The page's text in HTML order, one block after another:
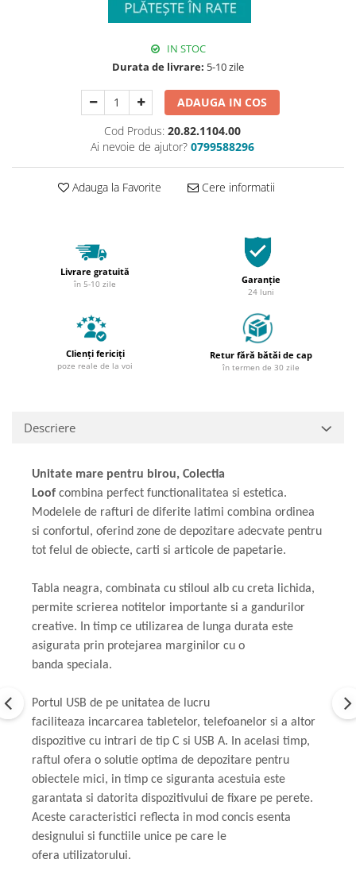
IN STOC
Durata de livrare: 5-10 zile
ADAUGA IN COS
Cod Produs: 20.82.1104.00
Ai nevoie de ajutor? 0799588296
Adauga la Favorite Cere informatii
Livrare gratuită
în 5-10 zile Garanție
24 luni
Clienți fericiți
poze reale de la voi
Retur fără bătăi de cap
în termen de 30 zile
Descriere
Unitate mare pentru birou, Colectia
Loof combina perfect functionalitatea si estetica.
Modelele de rafturi de diferite latimi combina ordinea
si confortul, oferind zone de depozitare adecvate pentru
tot felul de obiecte, carti si articole de papetarie.
Tabla neagra, combinata cu stiloul alb cu creta lichida,
permite scrierea notitelor importante si a gandurilor
creative. In timp ce utilizarea de lunga durata este
asigurata prin protejarea marginilor cu o
banda speciala.
Portul USB de pe unitatea de lucru
faciliteaza incarcarea tabletelor, telefoanelor si a altor
dispozitive cu intrari de tip C si USB A. In acelasi timp,
raftul ofera o solutie optima de depozitare pentru
obiectele mici, in timp ce siguranta acestuia este
garantata si datorita dispozitivului de fixare pe perete.
Aceste caracteristici reflecta in mod concis esenta
designului si functiile unice pe care le
ofera utilizatorului.